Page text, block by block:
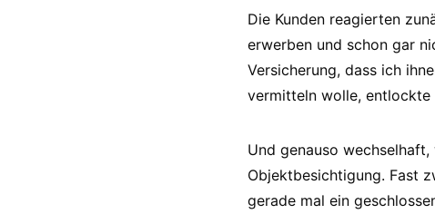
Die Kunden reagierten
erwerben und schon gar
Versicherung, dass ich
vermitteln wolle, entlockte
Und genauso
Objektbesichtigung. Fast
gerade mal ein